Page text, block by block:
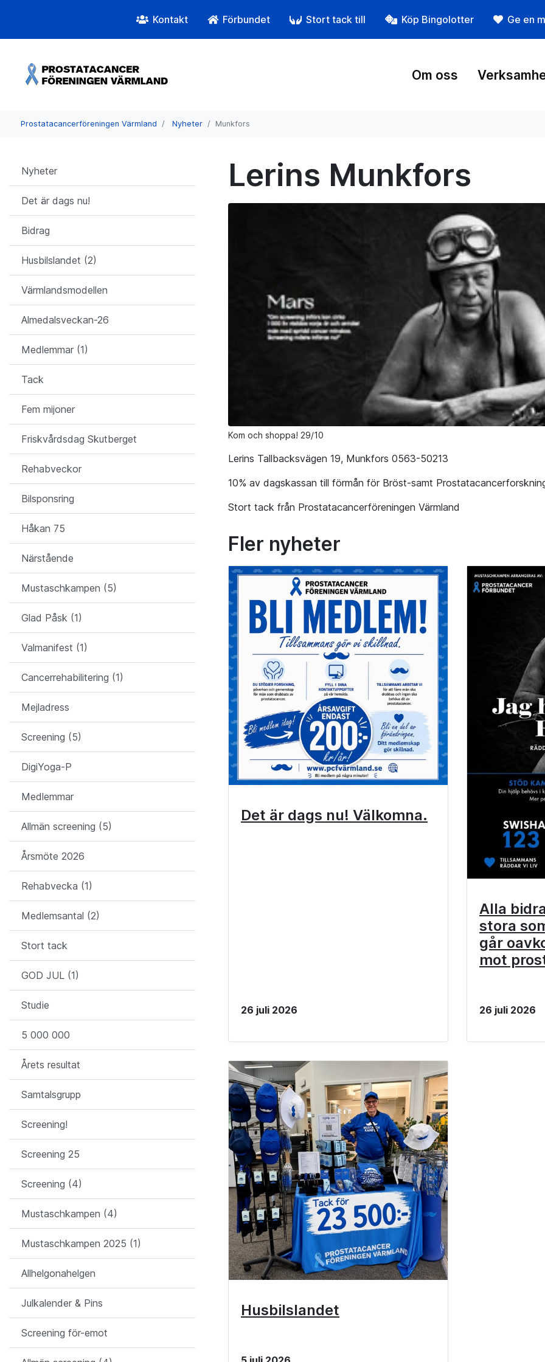
Kontakt Förbundet Stort tack till Köp Bingolotter Ge en
Om oss
Prostatacancerföreningen Värmland Nyheter Munkfors
Nyheter
Det är dags nu!
Bidrag
Husbilslandet (2)
Värmlandsmodellen
Almedalsveckan-26
Medlemmar (1)
Tack
Fem mijoner
Friskvårdsdag Skutberget
Rehabveckor
Bilsponsring
Håkan 75
Närstående
Mustaschkampen (5)
Glad Påsk (1)
Valmanifest (1)
Cancerrehabilitering (1)
Mejladress
Screening (5)
DigiYoga-P
Medlemmar
Allmän screening (5)
Årsmöte 2026
Rehabvecka (1)
Medlemsantal (2)
Stort tack
GOD JUL (1)
Studie
5 000 000
Årets resultat
Samtalsgrupp
Screening!
Screening 25
Screening (4)
Mustaschkampen (4)
Mustaschkampen 2025 (1)
Allhelgonahelgen
Julkalender & Pins
Screening för-emot
Lerins Munkfors
Kom och shoppa! 29/10
Lerins Tallbacksvägen 19, Munkfors 0563-50213
10% av dagskassan till förmån för Bröst-samt
Stort tack från Prostatacancerföreningen Värmland
Fler nyheter
Det är dags nu! Välkomna.
26 juli 2026
Alla
stora
går
mot
26 juli 2026
Husbilslandet